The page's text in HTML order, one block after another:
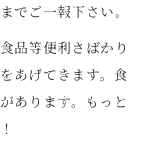
でご一報下さい。
品等便利さばかり
あげてきます。食
あります。もっと